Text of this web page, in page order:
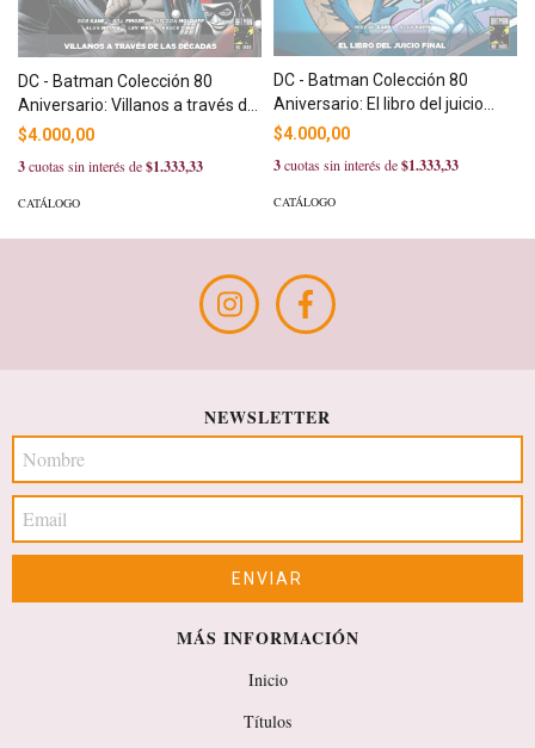
DC - Batman Colección 80
Aniversario: Villanos a través de
las décadas
$4.000,00
3cuotas sin interés de$1.333,33
CATÁLOGO
DC - Batman Colección 80
Aniversario: El libro del juicio
final
$4.000,00
3cuotas sin interés de$1.333,33
CATÁLOGO
NEWSLETTER
MÁS INFORMACIÓN
Inicio
Títulos